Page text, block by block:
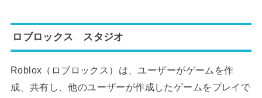
ロブロックス スタジオ
Roblox（ロブロックス）は、ユーザーがゲームを作
成、共有し、他のユーザーが作成したゲームをプレイで